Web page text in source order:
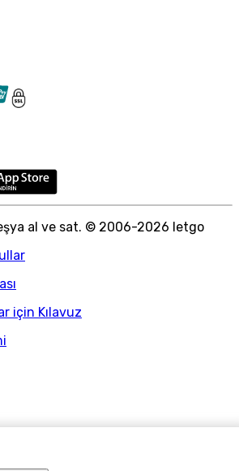
al ve sat. © 2006-2026 letgo
için Kılavuz